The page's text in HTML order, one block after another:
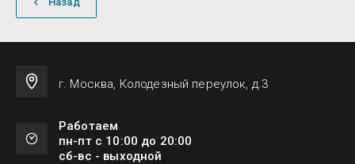
г. Москва, Колодезный переулок, д.3
Работаем
пн-пт с 10:00 до 20:00
сб-вс - выходной